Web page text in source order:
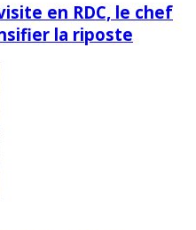
en RDC, le chef
la riposte